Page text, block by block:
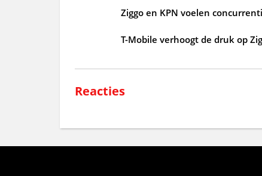
Ziggo en KPN voelen
T-Mobile verhoogt de druk op
Reacties